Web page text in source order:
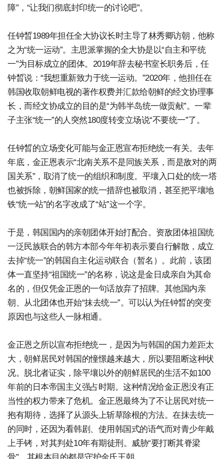
障”，“让我们彻底封印统一的讨论吧”。
任钟晳1989年担任全大协议长时主导了林秀卿访朝，他称
之为“统一运动”。主思派掌握的全大协是以“自主和平统
一”为目标成立的团体。2019年辞去秘书室长职务后，任
钟晳说：“我想重新致力于统一运动。”2020年，他担任在
韩国收取朝鲜电视的著作权费并汇款给朝鲜的经文协理事
长，而经文协成立的目的是“为韩半岛统一做贡献”。一辈
子主张“统一”的人突然180度转变立场说“不要统一”了。
任钟晳的立场变化可能与金正恩宣布拒绝统一有关。去年
年底，金正恩表示“北南关系不是同族关系，而是敌对的两
国关系”，取消了统一的组织和制度。平壤入口处的统一塔
也被拆除，朝鲜国家的统一措辞也被取消，甚至把平壤地
铁“统一站”的名字改成了“站”这一个字。
于是，韩国国内的亲朝团体开始打配合。资敌团体祖国统
一泛民族联合的韩方本部今年年初表示要自行解散，成立
去掉“统一”的韩国自主化运动联合（暂名）。此前，该团
体一直坚持“祖国统一”的名称，说这是金日成亲自为其命
名的，但仅凭金正恩的一句话放弃了招牌。其他国内亲
朝、从北团体也开始“抹去统一”。可以认为任钟晳的突变
原因也与这些人一脉相通。
金正恩之所以宣布拒绝统一，是因为与韩国的国力差距太
大，朝鲜居民对韩国的憧憬越来越大，所以要阻断这种状
况。脱北者证实，除平壤以外的朝鲜居民的生活不如100
年前的日本帝国主义强占时期。这种情况给金正恩没有正
当性的权力带来了危机。金正恩最终为了不让居民对统一
抱有期待，选择了从源头上斩草除根的方法。在抹去统一
的同时，还因为看韩剧、使用韩国式的语气而对青少年戴
上手铐，对其判处10年有期徒刑。威胁“要打断其脊梁